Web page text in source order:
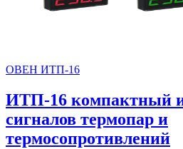
ОВЕН ИТП-16
ИТП-16 компактный
сигналов термопар и
термосопротивлений